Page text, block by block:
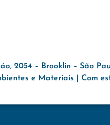
2054 – Brooklin – São
e Materiais | Com